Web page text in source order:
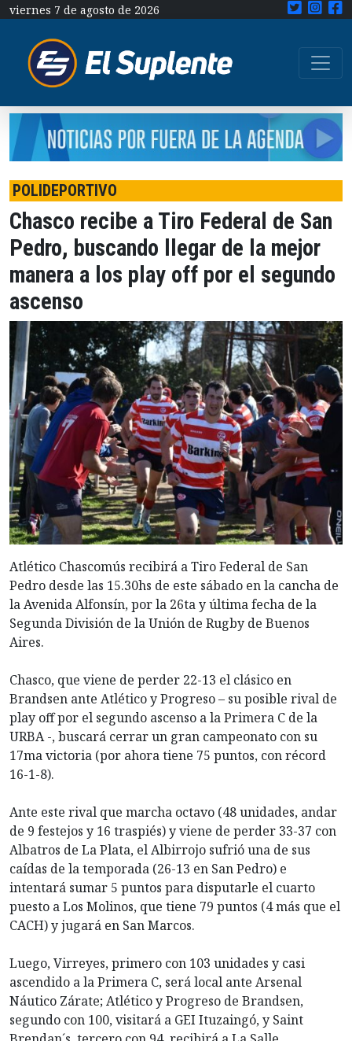
viernes 7 de agosto de 2026
POLIDEPORTIVO
Chasco recibe a Tiro Federal de San
Pedro, buscando llegar de la mejor
manera a los play off por el segundo
ascenso
Atlético Chascomús recibirá a Tiro Federal de San
Pedro desde las 15.30hs de este sábado en la cancha de
la Avenida Alfonsín, por la 26ta y última fecha de la
Segunda División de la Unión de Rugby de Buenos
Aires.
Chasco, que viene de perder 22-13 el clásico en
Brandsen ante Atlético y Progreso – su posible rival de
play off por el segundo ascenso a la Primera C de la
URBA -, buscará cerrar un gran campeonato con su
17ma victoria (por ahora tiene 75 puntos, con récord
16-1-8).
Ante este rival que marcha octavo (48 unidades, andar
de 9 festejos y 16 traspiés) y viene de perder 33-37 con
Albatros de La Plata, el Albirrojo sufrió una de sus
caídas de la temporada (26-13 en San Pedro) e
intentará sumar 5 puntos para disputarle el cuarto
puesto a Los Molinos, que tiene 79 puntos (4 más que el
CACH) y jugará en San Marcos.
Luego, Virreyes, primero con 103 unidades y casi
ascendido a la Primera C, será local ante Arsenal
Náutico Zárate; Atlético y Progreso de Brandsen,
segundo con 100, visitará a GEI Ituzaingó, y Saint